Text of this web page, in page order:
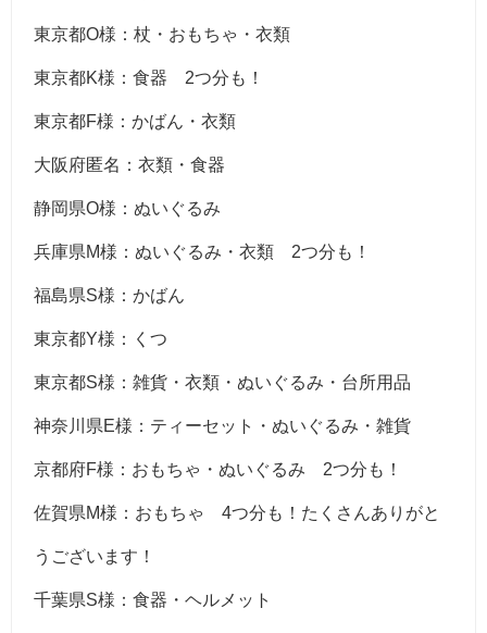
東京都O様：杖・おもちゃ・衣類
東京都K様：食器 2つ分も！
東京都F様：かばん・衣類
大阪府匿名：衣類・食器
静岡県O様：ぬいぐるみ
兵庫県M様：ぬいぐるみ・衣類 2つ分も！
福島県S様：かばん
東京都Y様：くつ
東京都S様：雑貨・衣類・ぬいぐるみ・台所用品
神奈川県E様：ティーセット・ぬいぐるみ・雑貨
京都府F様：おもちゃ・ぬいぐるみ 2つ分も！
佐賀県M様：おもちゃ 4つ分も！たくさんありがと
うございます！
千葉県S様：食器・ヘルメット